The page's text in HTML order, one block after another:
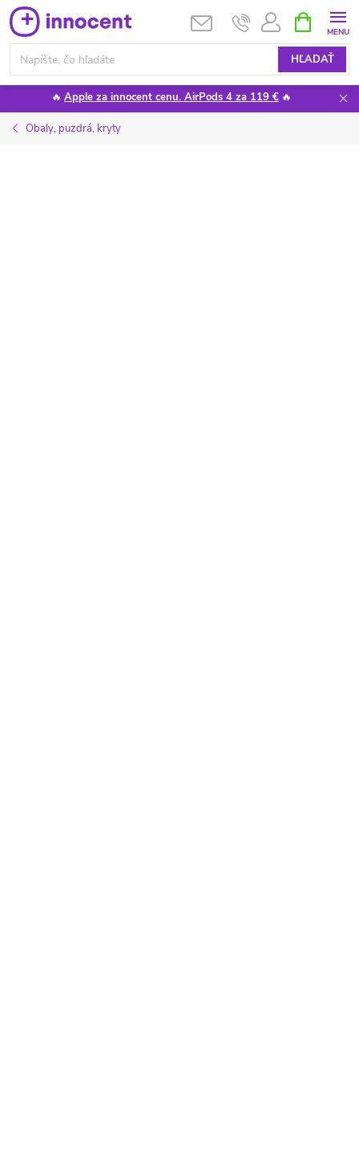
Prejsť
na
obsah
HĽADAŤ
KOŠÍK
🔥 Apple za innocent cenu. AirPods 4 za 119 € 🔥
Obaly, puzdrá, kryty